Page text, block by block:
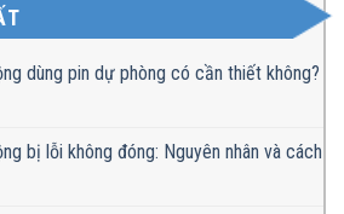
dùng pin dự phòng có cần thiết không?
bị lỗi không đóng: Nguyên nhân và cách